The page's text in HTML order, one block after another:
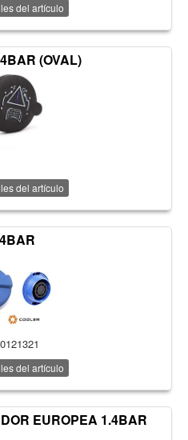
del artículo
(OVAL)
del artículo
del artículo
EUROPEA 1.4BAR